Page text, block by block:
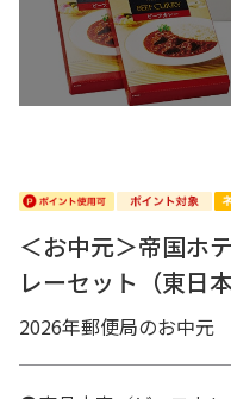
＜お中元＞帝国ホ
レーセット（東日本
2026年郵便局のお中元